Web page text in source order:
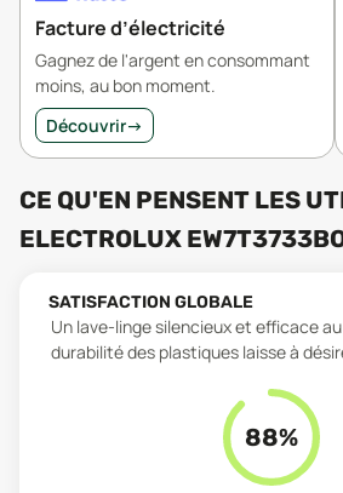
Facture d’électricité
Gagnez de l'argent en consommant
moins, au bon moment.
Découvrir→
CE QU'EN PENSENT LES
ELECTROLUX
SATISFACTION GLOBALE
Un lave-linge silencieux et efficace
durabilité des plastiques laisse à
88%